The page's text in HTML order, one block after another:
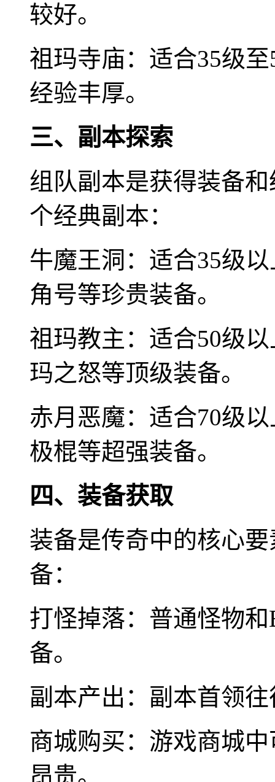
较好。
祖玛寺庙：适合35级
经验丰厚。
三、副本探索
组队副本是获得装备
个经典副本：
牛魔王洞：适合35级
角号等珍贵装备。
祖玛教主：适合50级
玛之怒等顶级装备。
赤月恶魔：适合70级
极棍等超强装备。
四、装备获取
装备是传奇中的核心
备：
打怪掉落：普通怪物
备。
副本产出：副本首领
商城购买：游戏商城
昂贵。